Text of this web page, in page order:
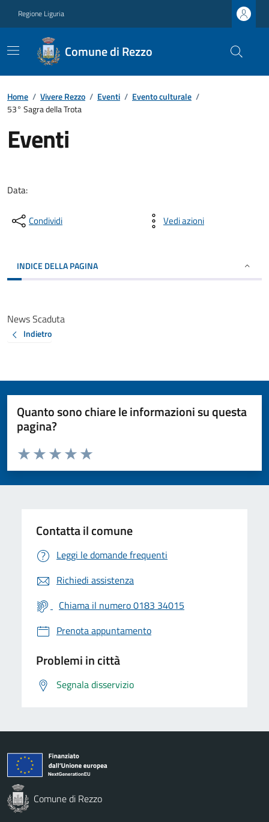
Regione Liguria
Comune di Rezzo
Home / Vivere Rezzo / Eventi / Evento culturale /
53° Sagra della Trota
Eventi
Data:
Condividi Vedi azioni
INDICE DELLA PAGINA
News Scaduta
Indietro
Quanto sono chiare le informazioni su questa
pagina?
Valuta da 1 a 5 stelle la pagina
Valuta 5 stelle su 5
Valuta 4 stelle su 5
Valuta 3 stelle su 5
Valuta 2 stelle su 5
Valuta 1 stelle su 5
Contatta il comune
Leggi le domande frequenti
Richiedi assistenza
Chiama il numero 0183 34015
Prenota appuntamento
Problemi in città
Segnala disservizio
Comune di Rezzo